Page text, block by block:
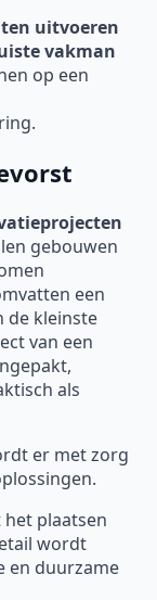
uitvoeren
vakman
op een
gebouwen
een
de kleinste
van een
als
er met zorg
plaatsen
wordt
en duurzame